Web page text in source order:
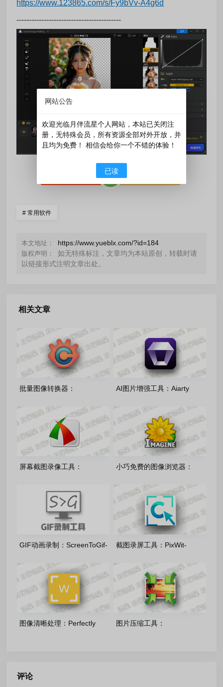
https://www.123865.com/s/Fy9bVv-A4g6d
------------------------------------------
赏
# 常用软件
本文地址： https://www.yueblx.com/?id=184
版权声明：
如无特殊标注，文章均为本站原创，转载时请
以链接形式注明文章出处。
相关文章
批量图像转换器：
免费版
AI图片增强工具：Aiarty
绿色便携版
屏幕截图录像工具：
小巧免费的图像浏览器：
GIF动画录制：ScreenToGif-
截图录屏工具：PixWit-
图像清晰处理：Perfectly
图片压缩工具：
评论
网站公告
欢迎光临月伴流星个人网站，本站已关闭注
册，无特殊会员，所有资源全部对外开放，并
且均为免费！ 相信会给你一个不错的体验！
已读